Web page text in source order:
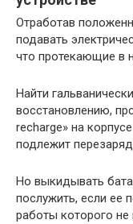
Отработав
подавать
что протекающие в
Найти
восстановлению,
recharge» на
подлежит
Но выкидывать
послужить, если ее
работы которого